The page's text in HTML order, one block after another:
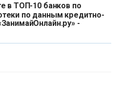
в ТОП-10 банков по
по данным кредитно-
-